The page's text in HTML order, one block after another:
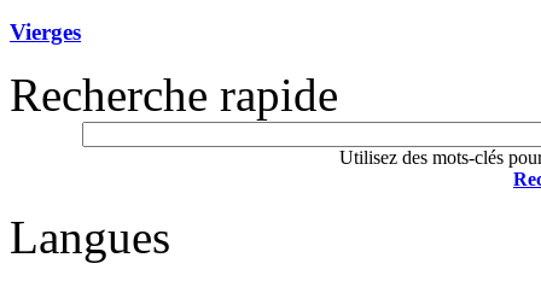
Vierges
Recherche rapide
Utilisez des mots-clés
Langues